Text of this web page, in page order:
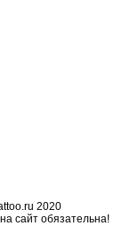
2020
сайт обязательна!